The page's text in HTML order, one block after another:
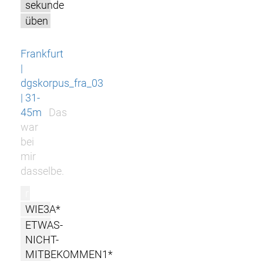
sekunde
üben
Frankfurt
|
dgskorpus_fra_03
| 31-
45m
Das
war
bei
mir
dasselbe.
WIE3A*
ETWAS-
NICHT-
MITBEKOMMEN1*